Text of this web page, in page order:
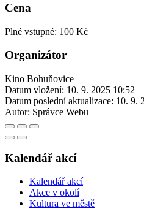
Cena
Plné vstupné: 100 Kč
Organizátor
Kino Bohuňovice
Datum vložení: 10. 9. 2025 10:52
Datum poslední aktualizace: 10. 9.
Autor: Správce Webu
Kalendář akcí
Kalendář akcí
Akce v okolí
Kultura ve městě